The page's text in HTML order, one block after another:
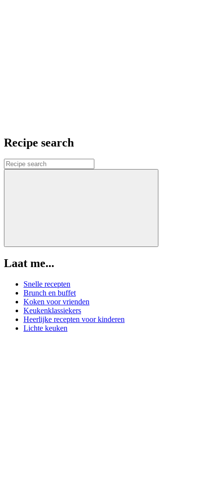
Recipe search
Laat me...
Snelle recepten
Brunch en buffet
Koken voor vrienden
Keukenklassiekers
Heerlijke recepten voor kinderen
Lichte keuken